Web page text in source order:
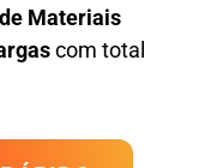
Materiais
com total